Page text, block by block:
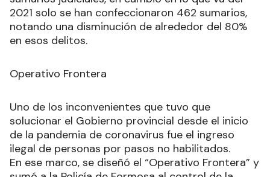
2021 solo se han confeccionaron 462 sumarios,
notando una disminución de alrededor del 80%
en esos delitos.
Operativo Frontera
Uno de los inconvenientes que tuvo que
solucionar el Gobierno provincial desde el inicio
de la pandemia de coronavirus fue el ingreso
ilegal de personas por pasos no habilitados.
En ese marco, se diseñó el “Operativo Frontera” y